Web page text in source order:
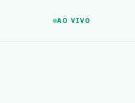
AO VIVO